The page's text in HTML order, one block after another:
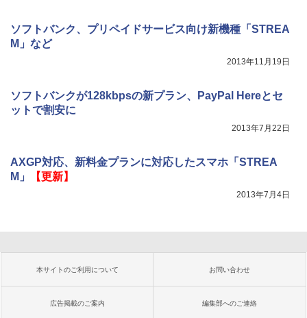
ソフトバンク、プリペイドサービス向け新機種「STREA
M」など
2013年11月19日
ソフトバンクが128kbpsの新プラン、PayPal Hereとセ
ットで割安に
2013年7月22日
AXGP対応、新料金プランに対応したスマホ「STREA
M」
【更新】
2013年7月4日
本サイトのご利用について お問い合わせ
広告掲載のご案内 編集部へのご連絡